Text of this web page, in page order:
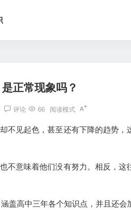
正常现象吗？
评论 66 阅读模式
不见起色，甚至还有下降的趋势
意味着他们没有努力。相反，
盖高中三年各个知识点，并且还